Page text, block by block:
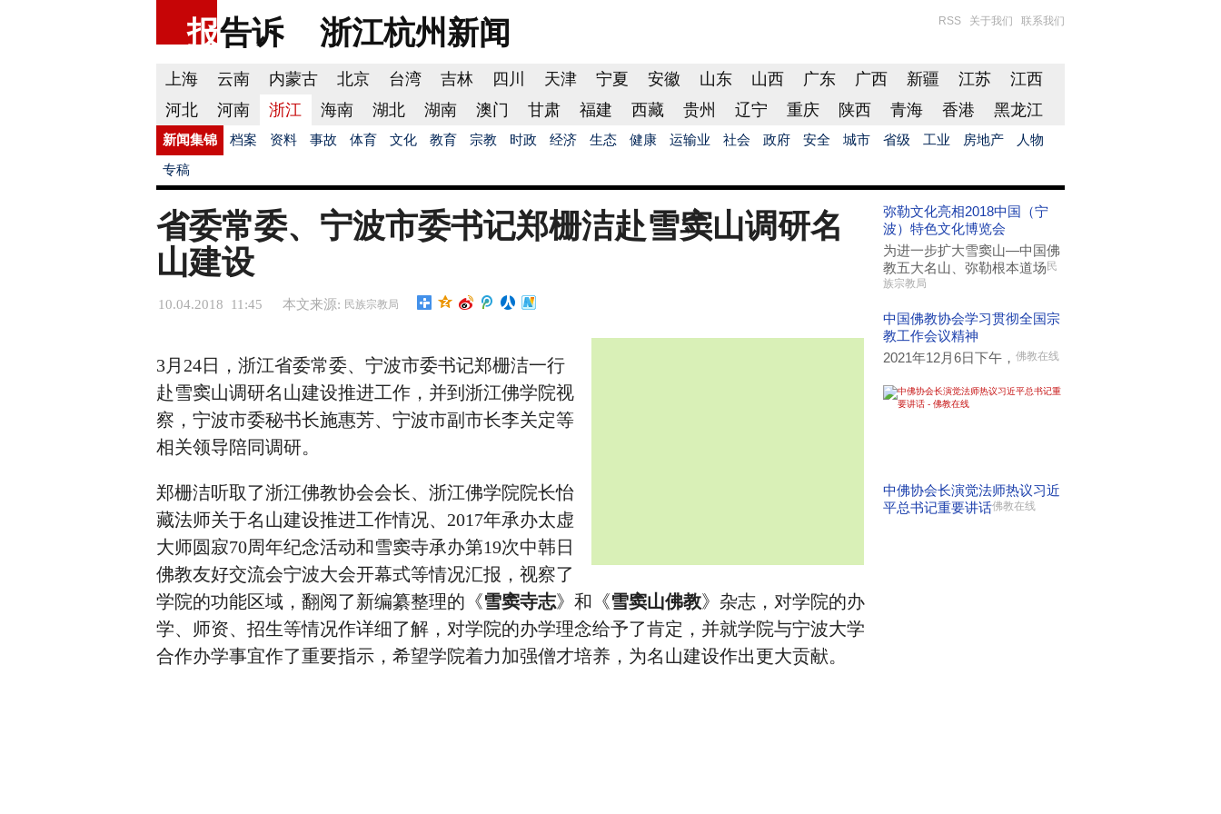
报告诉 浙江杭州 新闻 RSS 关于我们 联系我们
上海 云南 内蒙古 北京 台湾 吉林 四川 天津 宁夏 安徽 山东 山西 广东 广西 新疆 江苏
江西
河北
河南 浙江 海南 湖北 湖南 澳门 甘肃 福建 西藏 贵州 辽宁 重庆 陕西 青海 香港 黑龙江
新闻集锦 档案 资料 事故 体育 文化 教育 宗教 时政 经济 生态 健康 运输业 社会 政府 安全 城市 省级 工业 房地产 人物
专稿
省委常委、宁波市委书记郑栅洁赴雪窦山调研名
山建设
10.04.2018 11:45 本文来源: 民族宗教局
3月24日，浙江省委常委、宁波市委书记郑栅洁一行
赴雪窦山调研名山建设推进工作，并到浙江佛学院视
察，宁波市委秘书长施惠芳、宁波市副市长李关定等
相关领导陪同调研。
郑栅洁听取了浙江佛教协会会长、浙江佛学院院长怡
藏法师关于名山建设推进工作情况、2017年承办太虚
大师圆寂70周年纪念活动和雪窦寺承办第19次中韩日
佛教友好交流会宁波大会开幕式等情况汇报，视察了
学院的功能区域，翻阅了新编纂整理的《雪窦寺志》和《雪窦山佛教》杂志，对学院的办
学、师资、招生等情况作详细了解，对学院的办学理念给予了肯定，并就学院与宁波大学
合作办学事宜作了重要指示，希望学院着力加强僧才培养，为名山建设作出更大贡献。
弥勒文化亮相2018中国（宁
波）特色文化博览会
为进一步扩大雪窦山—中国佛
教五大名山、弥勒根本道场 民
族宗教局
中国佛教协会学习贯彻全国宗
教工作会议精神
2021年12月6日下午， 佛教在线
中佛协会长演觉法师热议习近
平总书记重要讲话佛教在线